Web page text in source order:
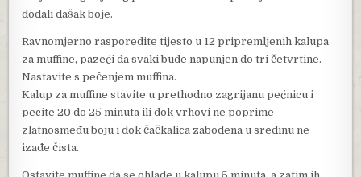
dodali dašak boje.
Ravnomjerno rasporedite tijesto u 12 pripremljenih kalupa
za muffine, pazeći da svaki bude napunjen do tri četvrtine.
Nastavite s pečenjem muffina.
Kalup za muffine stavite u prethodno zagrijanu pećnicu i
pecite 20 do 25 minuta ili dok vrhovi ne poprime
zlatnosmeđu boju i dok čačkalica zabodena u sredinu ne
izađe čista.